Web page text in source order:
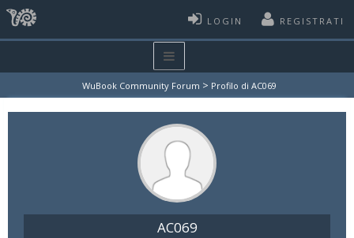
LOGIN REGISTRATI
WuBook Community Forum > Profilo di AC069
AC069